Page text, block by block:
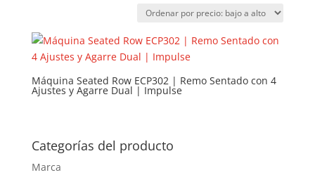
Máquina Seated Row ECP302 | Remo Sentado con 4
Ajustes y Agarre Dual | Impulse
Categorías del producto
Marca